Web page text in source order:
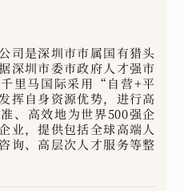
司是深圳市市属国有猎头
深圳市委市政府人才强市
里马国际采用“自营+平
挥自身资源优势，进行高
、高效地为世界500强企
业，提供包括全球高端人
询、高层次人才服务等整